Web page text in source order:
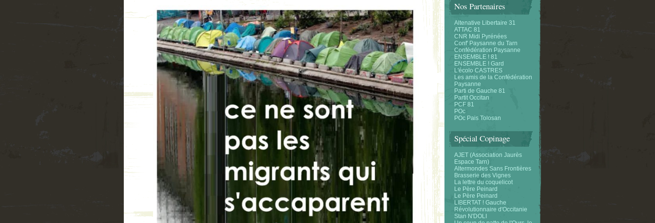
Nos Partenaires
Altenative Libertaire 31
ATTAC 81
CNR Midi Pyrénées
Conf' Paysanne du Tarn
Confédération Paysanne
ENSEMBLE ! 81
ENSEMBLE ! Gard
L'écolo CASTRES
Les amis de la Confédération
Paysanne
Parti de Gauche 81
Partit Occitan
PCF 81
POc
POc Pais Tolosan
Spécial Copinage
AJET (Association Jaurès
Espace Tarn)
Altermondes Sans Frontières
Brasserie des Vignes
La lettre du coquelicot
Le Père Peinard
Le Père Peinard
LIBERTAT ! Gauche
Révolutionnaire d'Occitanie
Stan N'DOLI